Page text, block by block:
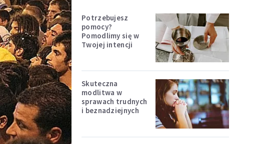
Potrzebujesz
pomocy?
Pomodlimy się w
Twojej intencji
Skuteczna
modlitwa w
sprawach trudnych
i beznadziejnych